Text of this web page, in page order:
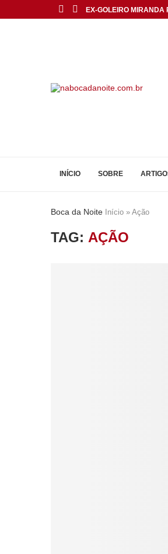
EX-GOLEIRO MIRANDA
INÍCIO SOBRE
Boca da Noite Início » Ação
TAG: AÇÃO